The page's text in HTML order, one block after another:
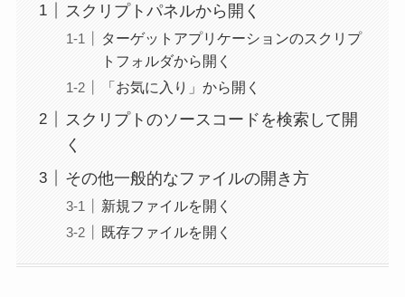
スクリプトパネルから開く
ターゲットアプリケーションのスクリプ
トフォルダから開く
「お気に入り」から開く
スクリプトのソースコードを検索して開
く
その他一般的なファイルの開き方
新規ファイルを開く
既存ファイルを開く